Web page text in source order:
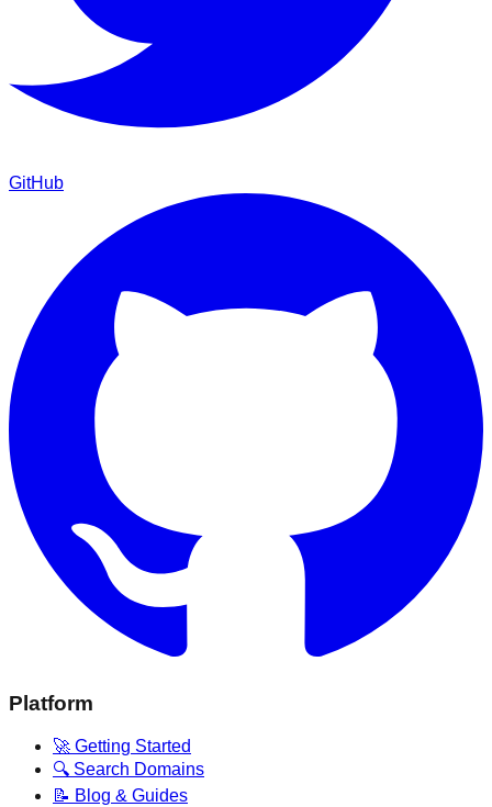
GitHub
Platform
🚀 Getting Started
🔍 Search Domains
📝 Blog & Guides